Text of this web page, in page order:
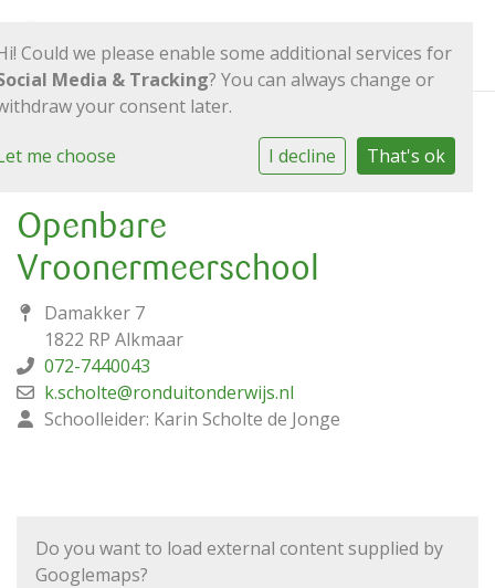
Contact
Openbare
Vroonermeerschool
Damakker 7
1822 RP Alkmaar
072-7440043
k.scholte@ronduitonderwijs.nl
Schoolleider: Karin Scholte de Jonge
Do you want to load external content supplied by
Googlemaps?
Could we please enable some additional services for
Media & Tracking? You can always change or
your consent later.
me choose I decline That's ok